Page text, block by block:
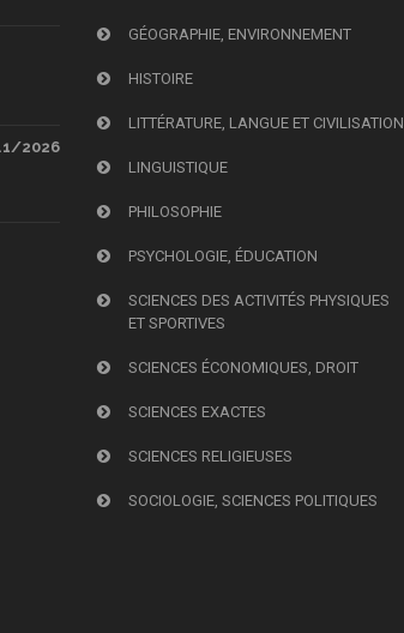
2026
GÉOGRAPHIE, ENVIRONNEMENT
HISTOIRE
LITTÉRATURE, LANGUE ET CIVILISATION
LINGUISTIQUE
PHILOSOPHIE
PSYCHOLOGIE, ÉDUCATION
SCIENCES DES ACTIVITÉS PHYSIQUES
ET SPORTIVES
SCIENCES ÉCONOMIQUES, DROIT
SCIENCES EXACTES
SCIENCES RELIGIEUSES
SOCIOLOGIE, SCIENCES POLITIQUES